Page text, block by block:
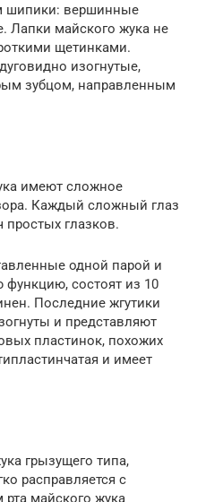
шипики: вершинные
Лапки майского жука не
щетинками.
изогнутые,
зубцом, направленным
имеют сложное
Каждый сложный глаз
простых глазков.
одной парой и
состоят из 10
Последние жгутики
и представляют
пластинок, похожих
и имеет
грызущего типа,
расправляется с
рта майского жука